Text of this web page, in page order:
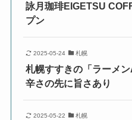
詠月珈琲EIGETSU
プン
2025-05-24 札幌
札幌すすきの「ラーメ
辛さの先に旨さあり
2025-05-22 札幌